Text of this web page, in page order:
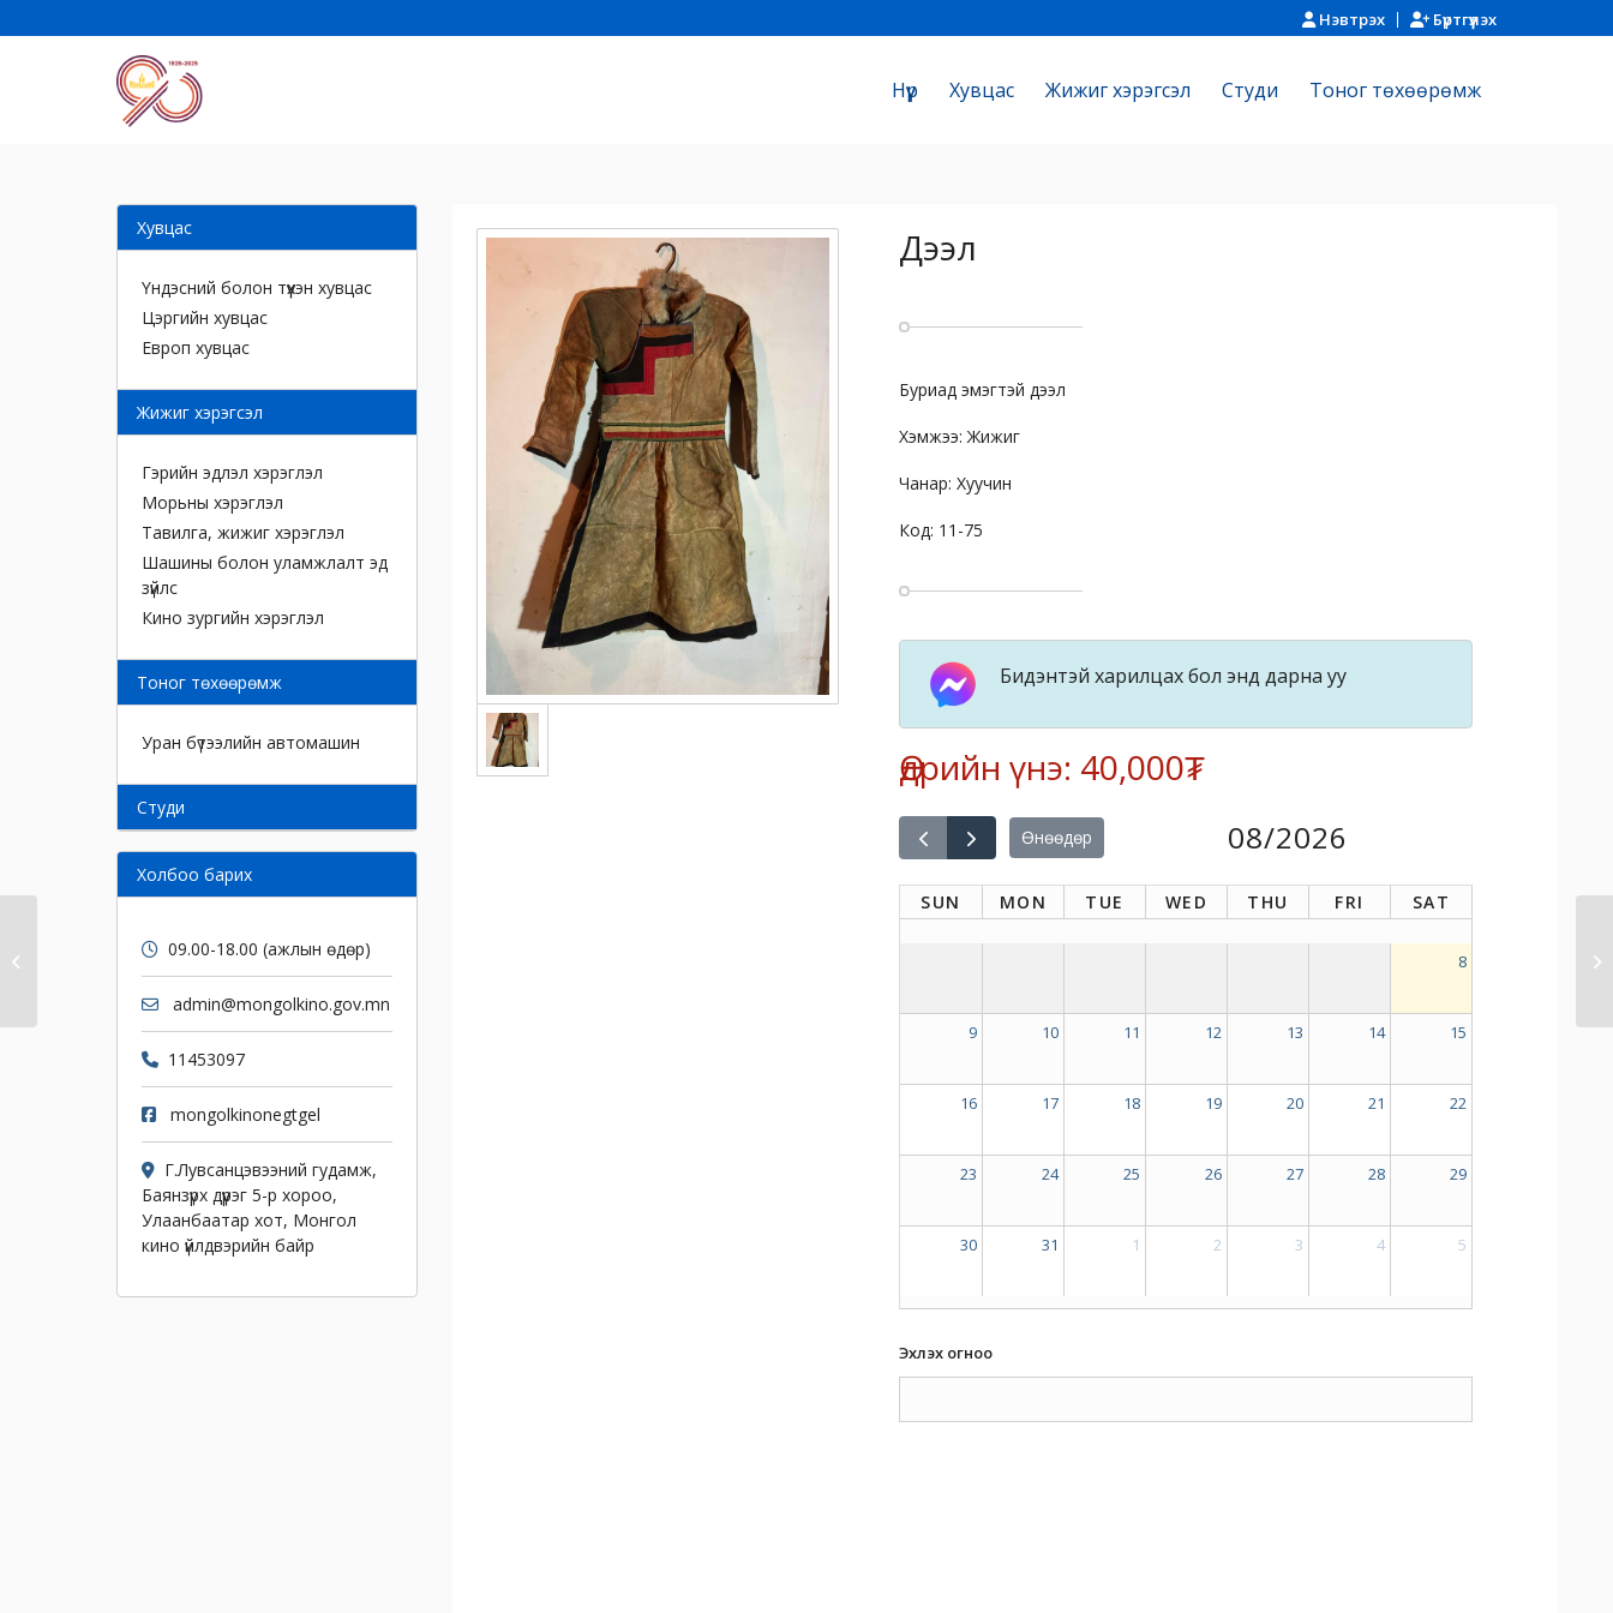
Нэвтрэх Бүртгүүлэх
Нүүр Хувцас Жижиг хэрэгсэл Cтуди Тоног төхөөрөмж
Дээл
Буриад эмэгтэй дээл
Хэмжээ: Жижиг
Чанар: Хуучин
Код: 11-75
Бидэнтэй харилцах бол энд дарна уу
Өдрийн үнэ: 40,000₮
Өнөөдөр 08/2026
SUN MON TUE WED THU FRI SAT
8
9 10 11 12 13 14 15
16 17 18 19 20 21 22
23 24 25 26 27 28 29
30 31 1 2 3 4 5
Эхлэх огноо
Хувцас
Үндэсний болон түүхэн хувцас
Цэргийн хувцас
Европ хувцас
Жижиг хэрэгсэл
Гэрийн эдлэл хэрэглэл
Морьны хэрэглэл
Тавилга, жижиг хэрэглэл
Шашины болон уламжлалт эд
зүйлс
Кино зургийн хэрэглэл
Тоног төхөөрөмж
Уран бүтээлийн автомашин
Cтуди
Холбоо барих
09.00-18.00 (ажлын өдөр)
admin@mongolkino.gov.mn
11453097
mongolkinonegtgel
Г.Лувсанцэвээний гудамж,
Баянзүрх дүүрэг 5-р хороо,
Улаанбаатар хот, Монгол
кино үйлдвэрийн байр